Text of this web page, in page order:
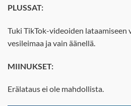
PLUSSAT:
Tuki TikTok-videoiden lataamiseen
vesileimaa ja vain äänellä.
MIINUKSET:
Erälataus ei ole mahdollista.